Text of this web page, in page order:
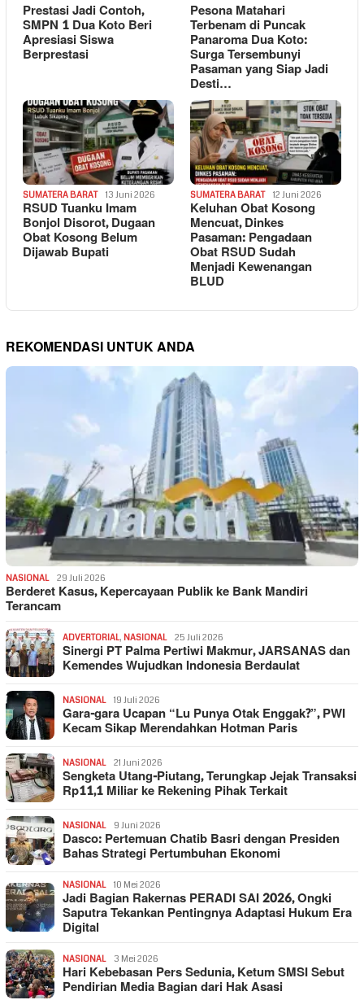
Prestasi Jadi Contoh,
SMPN 1 Dua Koto Beri
Apresiasi Siswa
Berprestasi
Pesona Matahari
Terbenam di Puncak
Panaroma Dua Koto:
Surga Tersembunyi
Pasaman yang Siap Jadi
Desti…
SUMATERA BARAT 13 Juni 2026
RSUD Tuanku Imam
Bonjol Disorot, Dugaan
Obat Kosong Belum
Dijawab Bupati
SUMATERA BARAT 12 Juni 2026
Keluhan Obat Kosong
Mencuat, Dinkes
Pasaman: Pengadaan
Obat RSUD Sudah
Menjadi Kewenangan
BLUD
REKOMENDASI UNTUK ANDA
NASIONAL 29 Juli 2026
Berderet Kasus, Kepercayaan Publik ke Bank Mandiri
Terancam
ADVERTORIAL, NASIONAL 25 Juli 2026
Sinergi PT Palma Pertiwi Makmur, JARSANAS dan
Kemendes Wujudkan Indonesia Berdaulat
NASIONAL 19 Juli 2026
Gara-gara Ucapan “Lu Punya Otak Enggak?”, PWI
Kecam Sikap Merendahkan Hotman Paris
NASIONAL 21 Juni 2026
Sengketa Utang-Piutang, Terungkap Jejak Transaksi
Rp11,1 Miliar ke Rekening Pihak Terkait
NASIONAL 9 Juni 2026
Dasco: Pertemuan Chatib Basri dengan Presiden
Bahas Strategi Pertumbuhan Ekonomi
NASIONAL 10 Mei 2026
Jadi Bagian Rakernas PERADI SAI 2026, Ongki
Saputra Tekankan Pentingnya Adaptasi Hukum Era
Digital
NASIONAL 3 Mei 2026
Hari Kebebasan Pers Sedunia, Ketum SMSI Sebut
Pendirian Media Bagian dari Hak Asasi